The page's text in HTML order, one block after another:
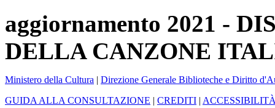
aggiornamento 2021 -
DELLA CANZONE
Ministero della Cultura | Direzione Generale Biblioteche e Diritto
GUIDA ALLA CONSULTAZIONE | CREDITI |